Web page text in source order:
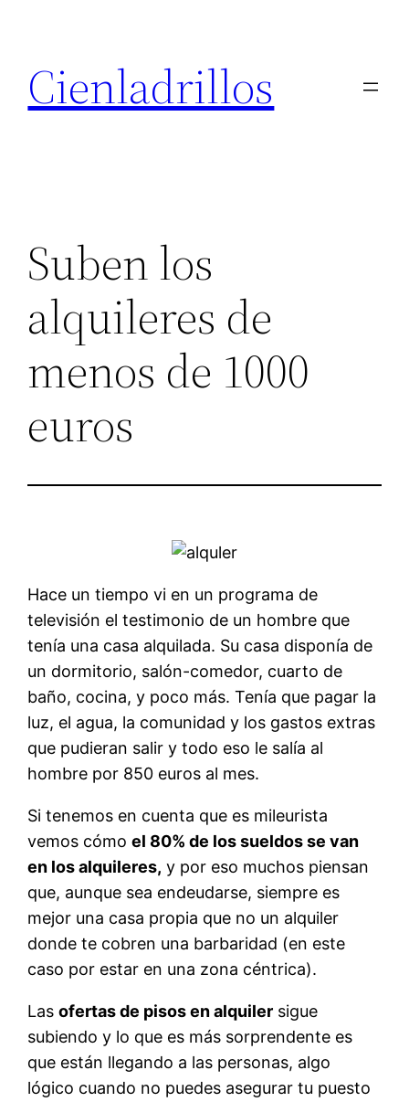
contenido
Cienladrillos
Suben los
alquileres de
menos de 1000
euros
Hace un tiempo vi en un programa de
televisión el testimonio de un hombre que
tenía una casa alquilada. Su casa disponía de
un dormitorio, salón-comedor, cuarto de
baño, cocina, y poco más. Tenía que pagar la
luz, el agua, la comunidad y los gastos extras
que pudieran salir y todo eso le salía al
hombre por 850 euros al mes.
Si tenemos en cuenta que es mileurista
vemos cómoel 80% de los sueldos se van
en los alquileres, y por eso muchos piensan
que, aunque sea endeudarse, siempre es
mejor una casa propia que no un alquiler
donde te cobren una barbaridad (en este
caso por estar en una zona céntrica).
Lasofertas de pisos en alquiler sigue
subiendo y lo que es más sorprendente es
que están llegando a las personas, algo
lógico cuando no puedes asegurar tu puesto